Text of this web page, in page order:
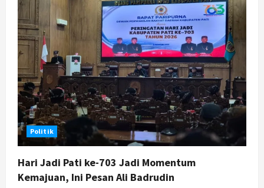
Politik
Hari Jadi Pati ke-703 Jadi Momentum
Kemajuan, Ini Pesan Ali Badrudin